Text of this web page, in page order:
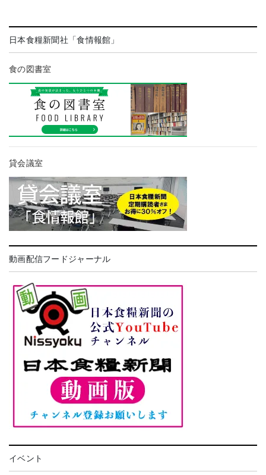
日本食糧新聞社「食情報館」
食の図書室
貸会議室
動画配信フードジャーナル
イベント